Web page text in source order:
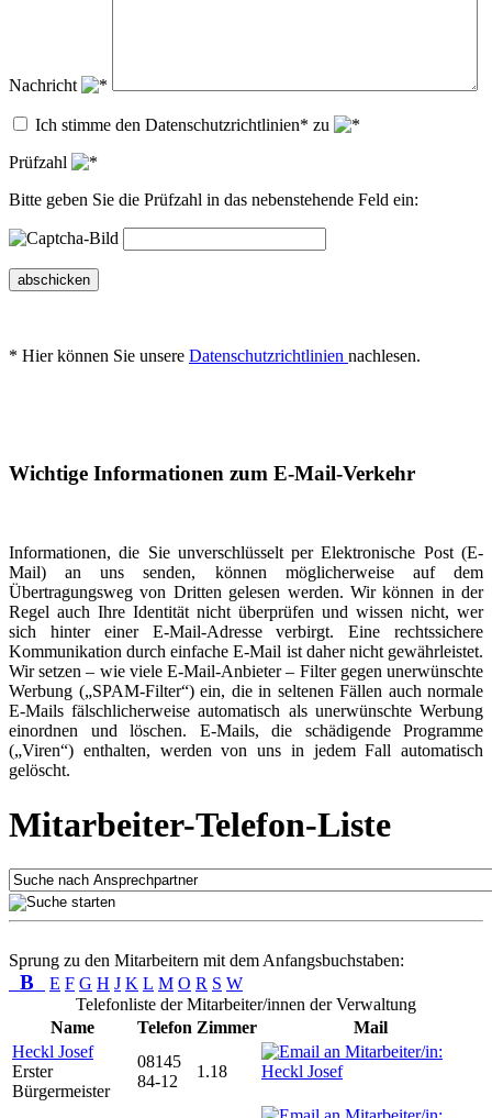
Nachricht
Ich stimme den Datenschutzrichtlinien* zu
Prüfzahl
Bitte geben Sie die Prüfzahl in das nebenstehende Feld ein:
abschicken
* Hier können Sie unsere Datenschutzrichtlinien nachlesen.
Wichtige Informationen zum E-Mail-Verkehr
Informationen, die Sie unverschlüsselt per Elektronische Post (E-
Mail) an uns senden, können möglicherweise auf dem
Übertragungsweg von Dritten gelesen werden. Wir können in der
Regel auch Ihre Identität nicht überprüfen und wissen nicht, wer
sich hinter einer E-Mail-Adresse verbirgt. Eine rechtssichere
Kommunikation durch einfache E-Mail ist daher nicht gewährleistet.
Wir setzen – wie viele E-Mail-Anbieter – Filter gegen unerwünschte
Werbung („SPAM-Filter“) ein, die in seltenen Fällen auch normale
E-Mails fälschlicherweise automatisch als unerwünschte Werbung
einordnen und löschen. E-Mails, die schädigende Programme
(„Viren“) enthalten, werden von uns in jedem Fall automatisch
gelöscht.
Mitarbeiter-Telefon-Liste
Sprung zu den Mitarbeitern mit dem Anfangsbuchstaben:
B E F G H J K L M O R S W
Telefonliste der Mitarbeiter/innen der Verwaltung
Name
Telefon Zimmer
Mail
Heckl Josef
Erster
Bürgermeister
08145
84-12
1.18